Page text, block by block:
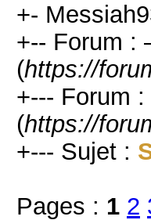
+-
+-- Forum :
(https://
+--- Forum
(https://
+--- Sujet :
Pages : 1 2